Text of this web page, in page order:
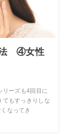
法 ④女性
リーズも4回目に
てもすっきりしな
なってき